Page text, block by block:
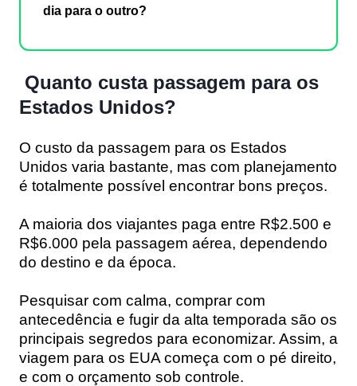
dia para o outro?
Quanto custa passagem para os
Estados Unidos?
O custo da passagem para os Estados
Unidos varia bastante, mas com planejamento
é totalmente possível encontrar bons preços.
A maioria dos viajantes paga entre R$2.500 e
R$6.000 pela passagem aérea, dependendo
do destino e da época.
Pesquisar com calma, comprar com
antecedência e fugir da alta temporada são os
principais segredos para economizar. Assim, a
viagem para os EUA começa com o pé direito,
e com o orçamento sob controle.